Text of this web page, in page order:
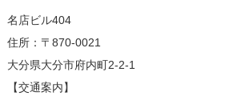
名店ビル404
住所：〒870-0021
大分県大分市府内町2-2-1
【交通案内】